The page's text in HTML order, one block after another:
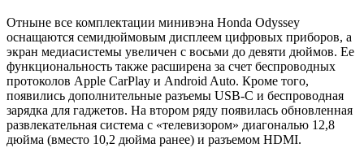
Отныне все комплектации минивэна Honda Odyssey
оснащаются семидюймовым дисплеем цифровых приборов, а
экран медиасистемы увеличен с восьми до девяти дюймов. Ее
функциональность также расширена за счет беспроводных
протоколов Apple CarPlay и Android Auto. Кроме того,
появились дополнительные разъемы USB-C и беспроводная
зарядка для гаджетов. На втором ряду появилась обновленная
развлекательная система с «телевизором» диагональю 12,8
дюйма (вместо 10,2 дюйма ранее) и разъемом HDMI.